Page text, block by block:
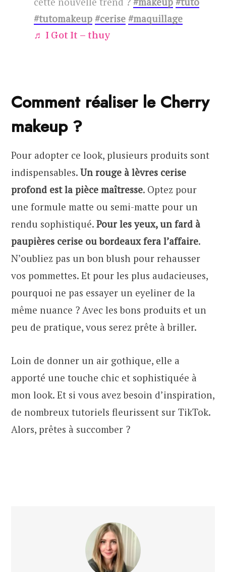
#tutomakeup #cerise #maquillage
♬ I Got It – thuy
Comment réaliser le Cherry
makeup ?
Pour adopter ce look, plusieurs produits sont
indispensables. Un rouge à lèvres cerise
profond est la pièce maîtresse. Optez pour
une formule matte ou semi-matte pour un
rendu sophistiqué. Pour les yeux, un fard à
paupières cerise ou bordeaux fera l’affaire.
N’oubliez pas un bon blush pour rehausser
vos pommettes. Et pour les plus audacieuses,
pourquoi ne pas essayer un eyeliner de la
même nuance ? Avec les bons produits et un
peu de pratique, vous serez prête à briller.
Loin de donner un air gothique, elle a
apporté une touche chic et sophistiquée à
mon look. Et si vous avez besoin d’inspiration,
de nombreux tutoriels fleurissent sur TikTok.
Alors, prêtes à succomber ?